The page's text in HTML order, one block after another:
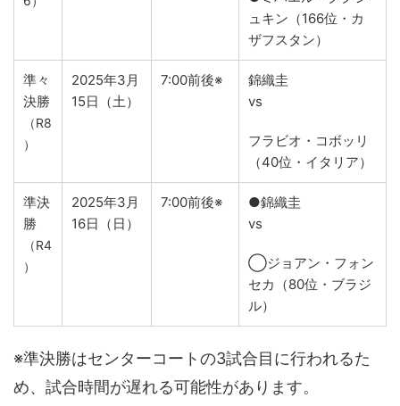
ュキン（166位・カ
ザフスタン）
準々
決勝
（R8
）
2025年3月
15日（土）
7:00前後※
錦織圭
vs
フラビオ・コボッリ
（40位・イタリア）
準決
勝
（R4
）
2025年3月
16日（日）
7:00前後※
●錦織圭
vs
◯ジョアン・フォン
セカ（80位・ブラジ
ル）
※準決勝はセンターコートの3試合目に行われるた
め、試合時間が遅れる可能性があります。